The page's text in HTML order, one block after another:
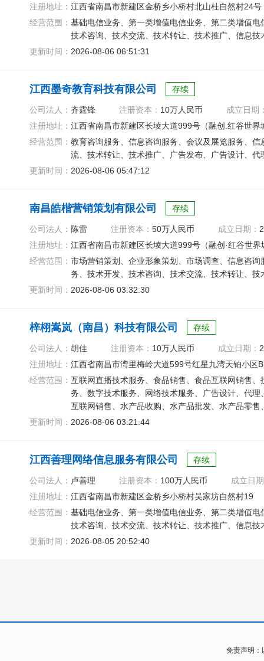
注册地址： 江西省南昌市新建区金桥乡小桥村北山杜自然村24号
经营范围： 基础电信业务、第一类增值电信业务、第二类增值
技术咨询、技术交流、技术转让、技术推广、信息技
更新时间： 2026-08-06 06:51:31
江西墨奇教育科技有限公司 存续
公司法人： 齐霆锋 注册资本： 10万人民币
成立日期
注册地址： 江西省南昌市新建区长堎大道999号（融创.红谷世界
经营范围： 教育咨询服务、信息咨询服务、会议及展览服务、
流、技术转让、技术推广、广告发布、广告设计、
更新时间： 2026-08-06 05:47:12
南昌皓楷营销策划有限公司 存续
公司法人： 陈雷 注册资本： 50万人民币 成立日期：
注册地址： 江西省南昌市新建区长堎大道999号（融创·红谷世
经营范围： 市场营销策划、企业形象策划、市场调查、信息咨
务、技术开发、技术咨询、技术交流、技术转让、技
更新时间： 2026-08-06 03:32:30
梓栩嵩岚（南昌）科技有限公司 存续
公司法人： 胡佳 注册资本： 10万人民币 成立日期：
注册地址： 江西省南昌市湾里梅岭大道599号红星九湾天铂小区
经营范围： 互联网直播技术服务、食品销售、食品互联网销售
务、数字技术服务、网络技术服务、广告设计、代
互联网销售、水产品收购、水产品批发、水产品零
更新时间： 2026-08-06 03:21:44
江西善理网络信息服务有限公司 存续
公司法人： 卢善理 注册资本： 100万人民币
成立日
注册地址： 江西省南昌市新建区金桥乡小桥村吴家坊自然村19
经营范围： 基础电信业务、第一类增值电信业务、第二类增值
技术咨询、技术交流、技术转让、技术推广、信息技
更新时间： 2026-08-05 20:52:40
免责声明：